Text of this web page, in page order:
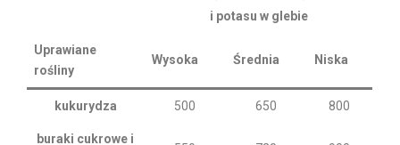
i potasu w glebie
Uprawiane
rośliny
Wysoka Średnia Niska
kukurydza 500 650 800
buraki cukrowe i